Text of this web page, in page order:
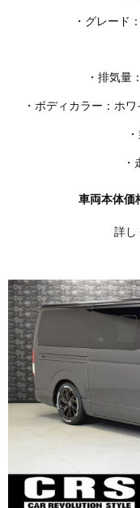
・グレード
・排気量
・ボディカラー：ホ
車両本体価
詳